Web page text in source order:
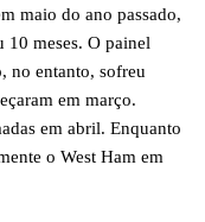
maio do ano passado,
10 meses. O painel
no entanto, sofreu
em março.
em abril. Enquanto
o West Ham em